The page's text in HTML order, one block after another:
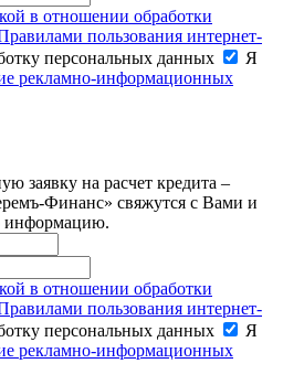
в отношении обработки
пользования интернет-
персональных данных
Я
рекламно-информационных
заявку на расчет кредита –
Финанс» свяжутся с Вами и
информацию.
в отношении обработки
пользования интернет-
персональных данных
Я
рекламно-информационных